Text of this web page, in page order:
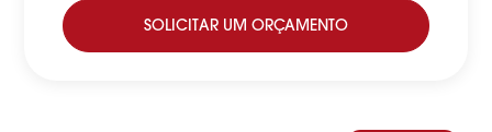
SOLICITAR UM ORÇAMENTO